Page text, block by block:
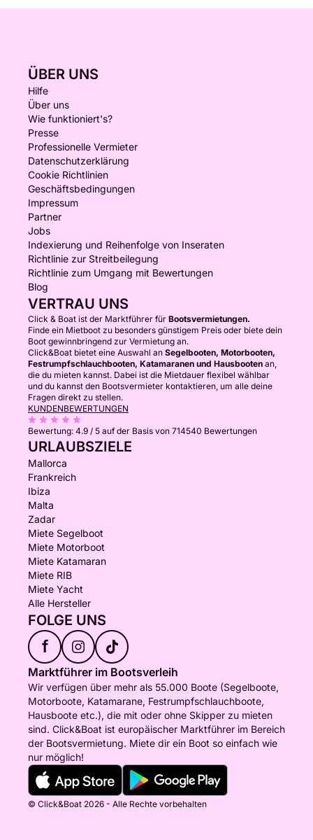
ÜBER UNS
Hilfe
Über uns
Wie funktioniert's?
Presse
Professionelle Vermieter
Datenschutzerklärung
Cookie Richtlinien
Geschäftsbedingungen
Impressum
Partner
Jobs
Indexierung und Reihenfolge von Inseraten
Richtlinie zur Streitbeilegung
Richtlinie zum Umgang mit Bewertungen
Blog
VERTRAU UNS
Click & Boat ist der Marktführer für Bootsvermietungen.
Finde ein Mietboot zu besonders günstigem Preis oder biete dein
Boot gewinnbringend zur Vermietung an.
Click&Boat bietet eine Auswahl an Segelbooten, Motorbooten,
Festrumpfschlauchbooten, Katamaranen und Hausbooten an,
die du mieten kannst. Dabei ist die Mietdauer flexibel wählbar
und du kannst den Bootsvermieter kontaktieren, um alle deine
Fragen direkt zu stellen.
KUNDENBEWERTUNGEN
Bewertung: 4.9 / 5 auf der Basis von 714540 Bewertungen
URLAUBSZIELE
Mallorca
Frankreich
Ibiza
Malta
Zadar
Miete Segelboot
Miete Motorboot
Miete Katamaran
Miete RIB
Miete Yacht
Alle Hersteller
FOLGE UNS
f
Marktführer im Bootsverleih
Wir verfügen über mehr als 55.000 Boote (Segelboote,
Motorboote, Katamarane, Festrumpfschlauchboote,
Hausboote etc.), die mit oder ohne Skipper zu mieten
sind. Click&Boat ist europäischer Marktführer im Bereich
der Bootsvermietung. Miete dir ein Boot so einfach wie
nur möglich!
© Click&Boat 2026 - Alle Rechte vorbehalten